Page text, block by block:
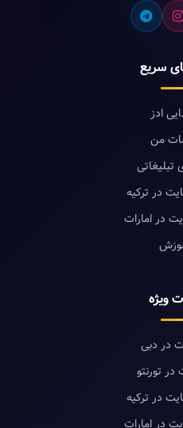
سریع
ادز
من
تبلیغاتی
در ترکیه
در امارات
ویژه
در دبی
در تورنتو
در ترکیه
در امارات